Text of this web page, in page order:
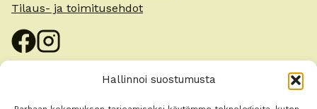
Hallinnoi suostumusta
Tilaus- ja toimitusehdot